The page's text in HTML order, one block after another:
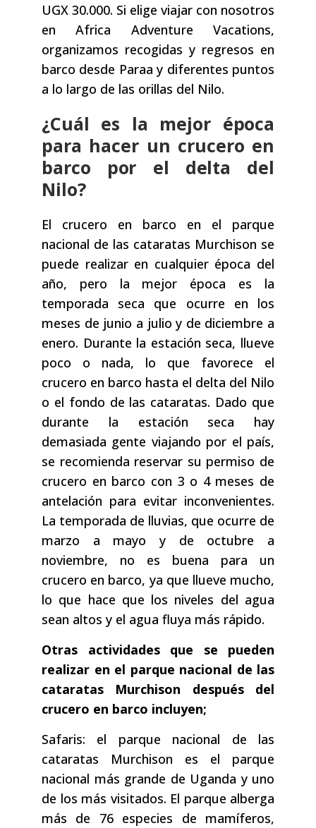
UGX 30.000. Si elige viajar con nosotros
en Africa Adventure Vacations,
organizamos recogidas y regresos en
barco desde Paraa y diferentes puntos
a lo largo de las orillas del Nilo.
¿Cuál es la mejor época
para hacer un crucero en
barco por el delta del
Nilo?
El crucero en barco en el parque
nacional de las cataratas Murchison se
puede realizar en cualquier época del
año, pero la mejor época es la
temporada seca que ocurre en los
meses de junio a julio y de diciembre a
enero. Durante la estación seca, llueve
poco o nada, lo que favorece el
crucero en barco hasta el delta del Nilo
o el fondo de las cataratas. Dado que
durante la estación seca hay
demasiada gente viajando por el país,
se recomienda reservar su permiso de
crucero en barco con 3 o 4 meses de
antelación para evitar inconvenientes.
La temporada de lluvias, que ocurre de
marzo a mayo y de octubre a
noviembre, no es buena para un
crucero en barco, ya que llueve mucho,
lo que hace que los niveles del agua
sean altos y el agua fluya más rápido.
Otras actividades que se pueden
realizar en el parque nacional de las
cataratas Murchison después del
crucero en barco incluyen;
Safaris: el parque nacional de las
cataratas Murchison es el parque
nacional más grande de Uganda y uno
de los más visitados. El parque alberga
más de 76 especies de mamíferos,